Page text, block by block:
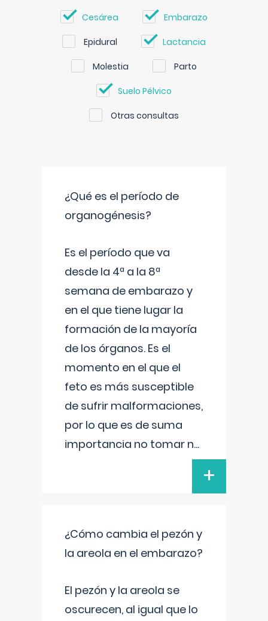
Cesárea Embarazo
Epidural Lactancia
Molestia Parto
Suelo Pélvico
Otras consultas
¿Qué es el período de
organogénesis?
Es el período que va
desde la 4ª a la 8ª
semana de embarazo y
en el que tiene lugar la
formación de la mayoría
de los órganos. Es el
momento en el que el
feto es más susceptible
de sufrir malformaciones,
por lo que es de suma
importancia no tomar n...
+
¿Cómo cambia el pezón y
la areola en el embarazo?
El pezón y la areola se
oscurecen, al igual que lo